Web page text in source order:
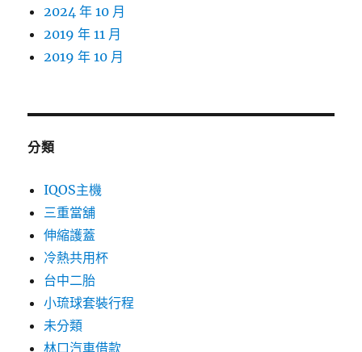
2024 年 10 月
2019 年 11 月
2019 年 10 月
分類
IQOS主機
三重當舖
伸縮護蓋
冷熱共用杯
台中二胎
小琉球套裝行程
未分類
林口汽車借款